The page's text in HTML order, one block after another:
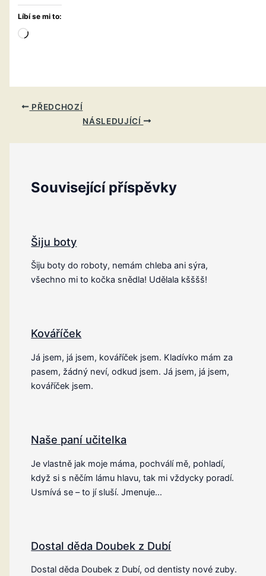
Líbí se mi to:
Načítání…
PŘEDCHOZÍ
NÁSLEDUJÍCÍ
Související příspěvky
Šiju boty
Šiju boty do roboty, nemám chleba ani sýra,
všechno mi to kočka snědla! Udělala kšššš!
Kováříček
Já jsem, já jsem, kováříček jsem. Kladívko mám za
pasem, žádný neví, odkud jsem. Já jsem, já jsem,
kováříček jsem.
Naše paní učitelka
Je vlastně jak moje máma, pochválí mě, pohladí,
když si s něčím lámu hlavu, tak mi vždycky poradí.
Usmívá se – to jí sluší. Jmenuje…
Dostal děda Doubek z Dubí
Dostal děda Doubek z Dubí, od dentisty nové zuby.